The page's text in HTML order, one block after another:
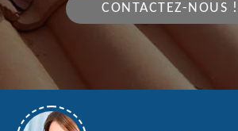
CONTACTEZ-NOUS !